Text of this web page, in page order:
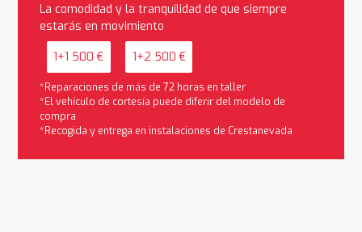
La comodidad y la tranquilidad de que siempre
estarás en movimiento
1+1 500 € 1+2 500 €
*Reparaciones de más de 72 horas en taller
*El vehículo de cortesía puede diferir del modelo de
compra
*Recogida y entrega en instalaciones de Crestanevada